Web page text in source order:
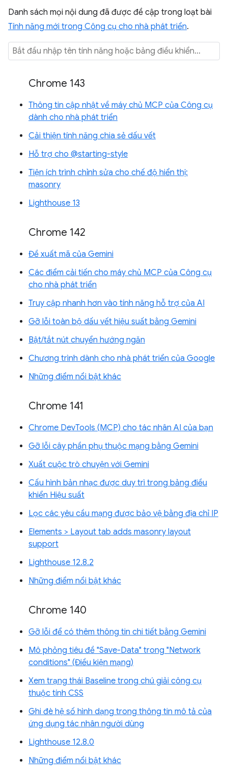
Danh sách mọi nội dung đã được đề cập trong loạt bài
Tính năng mới trong Công cụ cho nhà phát triển.
Chrome 143
Thông tin cập nhật về máy chủ MCP của Công cụ
dành cho nhà phát triển
Cải thiện tính năng chia sẻ dấu vết
Hỗ trợ cho @starting-style
Tiện ích trình chỉnh sửa cho chế độ hiển thị:
masonry
Lighthouse 13
Chrome 142
Đề xuất mã của Gemini
Các điểm cải tiến cho máy chủ MCP của Công cụ
cho nhà phát triển
Truy cập nhanh hơn vào tính năng hỗ trợ của AI
Gỡ lỗi toàn bộ dấu vết hiệu suất bằng Gemini
Bật/tắt nút chuyển hướng ngăn
Chương trình dành cho nhà phát triển của Google
Những điểm nổi bật khác
Chrome 141
Chrome DevTools (MCP) cho tác nhân AI của bạn
Gỡ lỗi cây phần phụ thuộc mạng bằng Gemini
Xuất cuộc trò chuyện với Gemini
Cấu hình bản nhạc được duy trì trong bảng điều
khiển Hiệu suất
Lọc các yêu cầu mạng được bảo vệ bằng địa chỉ IP
Elements > Layout tab adds masonry layout
support
Lighthouse 12.8.2
Những điểm nổi bật khác
Chrome 140
Gỡ lỗi để có thêm thông tin chi tiết bằng Gemini
Mô phỏng tiêu đề "Save-Data" trong "Network
conditions" (Điều kiện mạng)
Xem trạng thái Baseline trong chú giải công cụ
thuộc tính CSS
Ghi đè hệ số hình dạng trong thông tin mô tả của
ứng dụng tác nhân người dùng
Lighthouse 12.8.0
Những điểm nổi bật khác